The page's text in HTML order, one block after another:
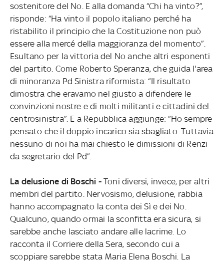
sostenitore del No. E alla domanda “Chi ha vinto?”,
risponde: “Ha vinto il popolo italiano perché ha
ristabilito il principio che la Costituzione non può
essere alla mercé della maggioranza del momento”.
Esultano per la vittoria del No anche altri esponenti
del partito. Come Roberto Speranza, che guida l'area
di minoranza Pd Sinistra riformista: “Il risultato
dimostra che eravamo nel giusto a difendere le
convinzioni nostre e di molti militanti e cittadini del
centrosinistra”. E a Repubblica aggiunge: “Ho sempre
pensato che il doppio incarico sia sbagliato. Tuttavia
nessuno di noi ha mai chiesto le dimissioni di Renzi
da segretario del Pd”.
La delusione di Boschi -Toni diversi, invece, per altri
membri del partito. Nervosismo, delusione, rabbia
hanno accompagnato la conta dei Sì e dei No.
Qualcuno, quando ormai la sconfitta era sicura, si
sarebbe anche lasciato andare alle lacrime. Lo
racconta il Corriere della Sera, secondo cui a
scoppiare sarebbe stata Maria Elena Boschi. La